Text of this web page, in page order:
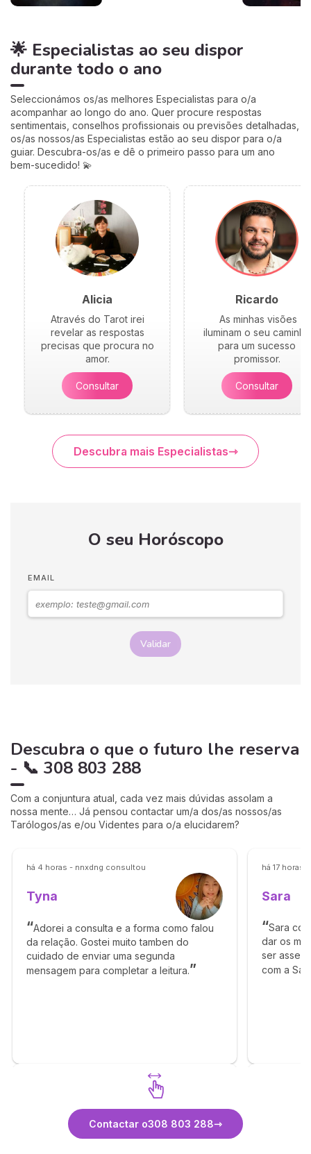
Muitos astrólogos
desprezam este trânsito por
o acharem «fraco»… mas eu
talvez um dos mais
profundamente humanos do
ano. Siga-me: o seu
coração vai perceber. 💛
🌟 Especialistas ao seu dispor
durante todo o ano
Seleccionámos os/as melhores Especialistas para o/a
acompanhar ao longo do ano. Quer procure respostas
sentimentais, conselhos profissionais ou previsões detalhadas,
os/as nossos/as Especialistas estão ao seu dispor para o/a
guiar. Descubra-os/as e dê o primeiro passo para um ano
bem-sucedido! 💫
Alicia
Através do Tarot irei
revelar as respostas
precisas que procura no
amor.
Consultar
Ricardo
As minhas visões
iluminam o seu caminho
para um sucesso
promissor.
Consultar
Descubra mais Especialistas
O seu Horóscopo
EMAIL
Validar
Descubra o que o futuro lhe reserva
- 📞 308 803 288
Com a conjuntura atual, cada vez mais dúvidas assolam a
nossa mente… Já pensou contactar um/a dos/as nossos/as
Tarólogos/as e/ou Videntes para o/a elucidarem?
há 4 horas - nnxdng consultou
Tyna
Adorei a consulta e a forma como falou
da relação. Gostei muito tamben do
cuidado de enviar uma segunda
mensagem para completar a leitura.
há 17 horas
Sara
Sara
dar os
ser
com a
Contactar o308 803 288